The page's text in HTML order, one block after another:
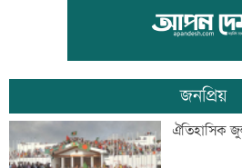
সরকার
নিশ্চিত করতে
কিসের
যায়:
জনপ্রিয়
ঐতিহাসিক